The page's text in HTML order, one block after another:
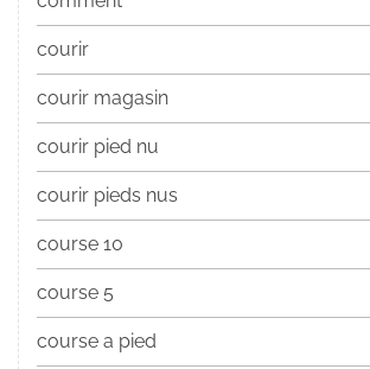
courir
courir magasin
courir pied nu
courir pieds nus
course 10
course 5
course a pied